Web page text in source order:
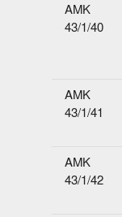
AMK
43/1/40
AMK
43/1/41
AMK
43/1/42